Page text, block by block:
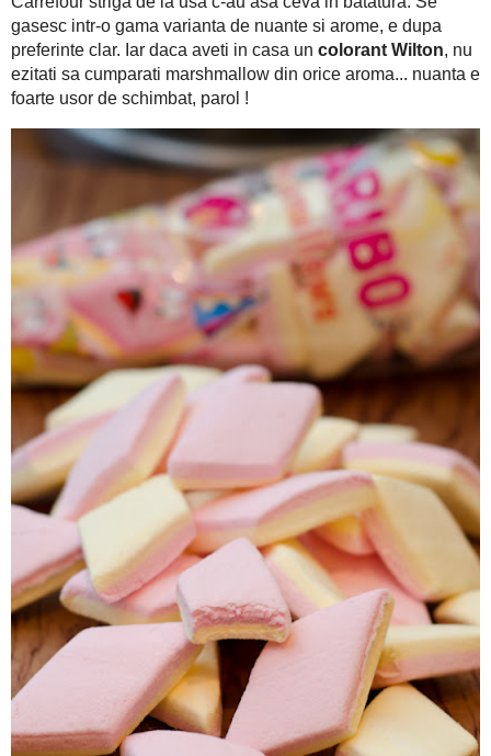
De fiecare data cand il pregatesc ma distreaza jocul asta
aparat fancy de amestecat, nu-i bai, ca il puteti lucra cu
mana ! ;)
By the way, povestea lor incepe cu-n drum la market. Am
schimb Cora, Carrefour striga de la usa c-au asa ceva in
nuante si arome, e dupa preferinte clar. Iar daca aveti in
cumparati marshmallow din orice aroma... nuanta e foarte